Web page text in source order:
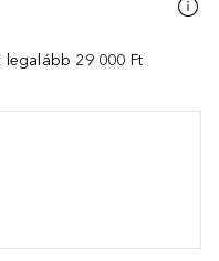
29 000 Ft